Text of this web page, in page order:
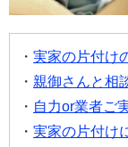
実家の片付け
親御さんと相
自力or業者ご
実家の片付け